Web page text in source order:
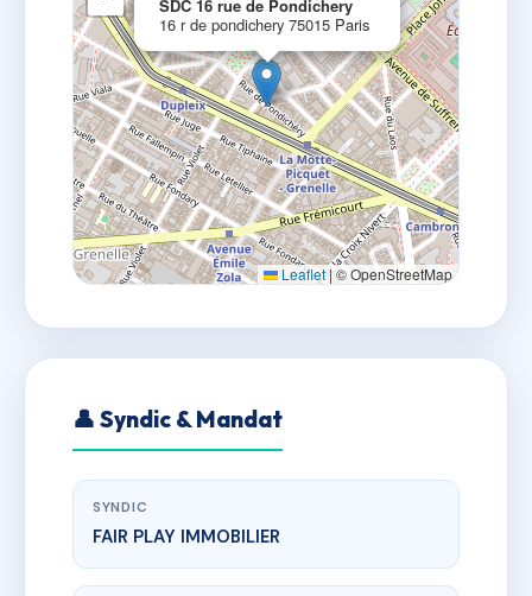
SDC 16 rue de Pondichery
16 r de pondichery 75015 Paris
Leaflet|© OpenStreetMap
👤 Syndic & Mandat
SYNDIC
FAIR PLAY IMMOBILIER